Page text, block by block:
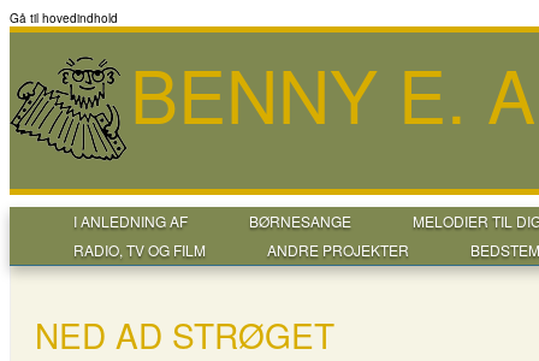
Gå til hovedindhold
BENNY E.
I ANLEDNING AF BØRNESANGE
MELODIER TIL
RADIO, TV OG FILM
ANDRE PROJEKTER
NED AD STRØGET